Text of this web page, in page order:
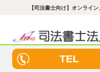
【司法書士向け】オンライ
TEL